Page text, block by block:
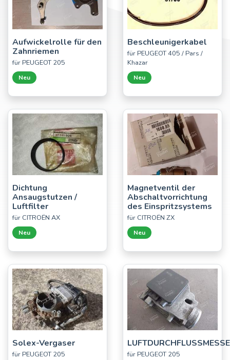
Aufwickelrolle für den
Zahnriemen
für PEUGEOT 205
Neu
Beschleunigerkabel
für PEUGEOT 405 / Pars /
Khazar
Neu
Dichtung
Ansaugstutzen /
Luftfilter
für CITROËN AX
Neu
Magnetventil der
Abschaltvorrichtung
des Einspritzsystems
für CITROËN ZX
Neu
Solex-Vergaser
für PEUGEOT 205 für PEUGEOT 205